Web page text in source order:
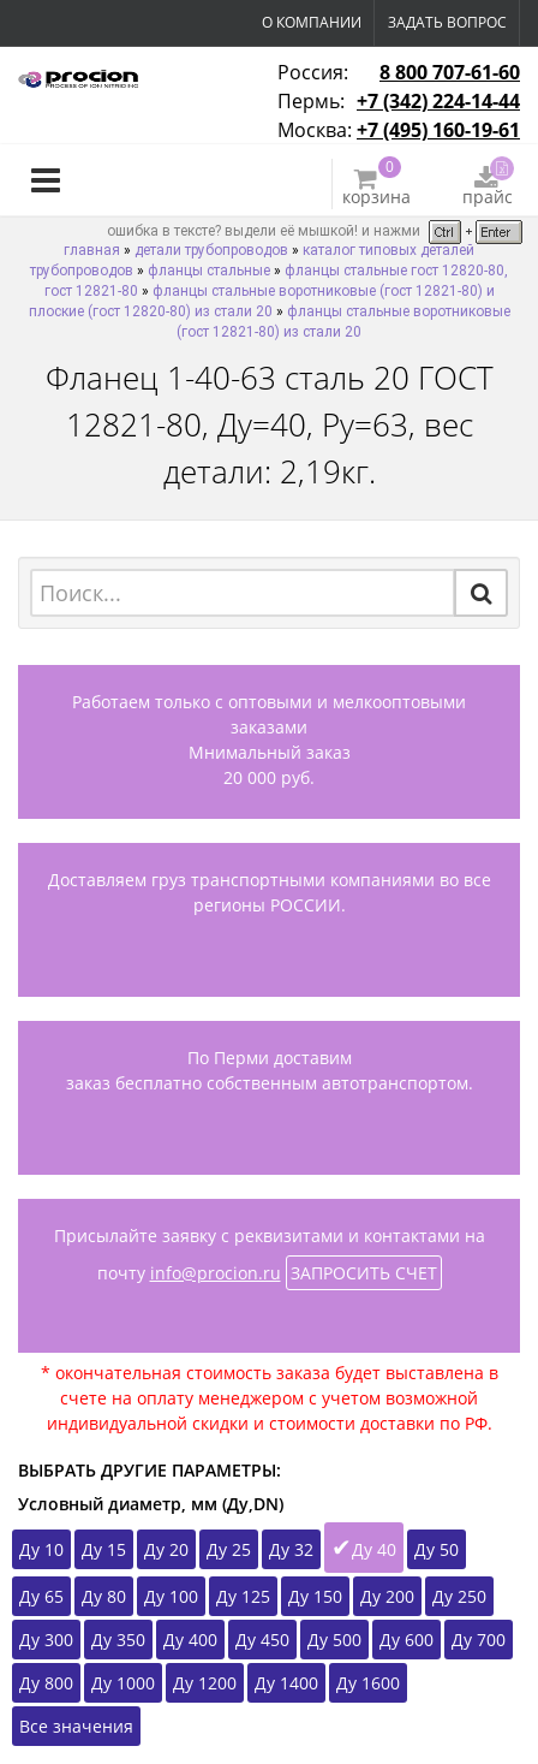
О КОМПАНИИ ЗАДАТЬ ВОПРОС
Россия:
8 800 707-61-60
Пермь: +7 (342) 224-14-44
Москва: +7 (495) 160-19-61
0
корзина прайс
ошибка в тексте? выдели её мышкой! и нажми
главная » детали трубопроводов » каталог типовых деталей
трубопроводов » фланцы стальные » фланцы стальные гост 12820-80,
гост 12821-80 » фланцы стальные воротниковые (гост 12821-80) и
плоские (гост 12820-80) из стали 20 » фланцы стальные воротниковые
(гост 12821-80) из стали 20
Фланец 1-40-63 сталь 20 ГОСТ
12821-80, Ду=40, Ру=63, вес
детали: 2,19кг.
Работаем только с оптовыми и мелкооптовыми
заказами
Мнимальный заказ
20 000 руб.
Доставляем груз транспортными компаниями во все
регионы РОССИИ.
По Перми доставим
заказ бесплатно собственным автотранспортом.
Присылайте заявку с реквизитами и контактами на
почту info@procion.ru ЗАПРОСИТЬ СЧЕТ
* окончательная стоимость заказа будет выставлена в
счете на оплату менеджером с учетом возможной
индивидуальной скидки и стоимости доставки по РФ.
ВЫБРАТЬ ДРУГИЕ ПАРАМЕТРЫ:
Условный диаметр, мм (Ду,DN)
Ду 10
Ду 15 Ду 20 Ду 25 Ду 32 Ду 40 Ду 50
Ду 65 Ду 80 Ду 100 Ду 125 Ду 150 Ду 200
Ду 250
Ду 300
Ду 350 Ду 400 Ду 450 Ду 500 Ду 600
Ду 700
Ду 800
Ду 1000 Ду 1200 Ду 1400
Ду 1600
Все значения